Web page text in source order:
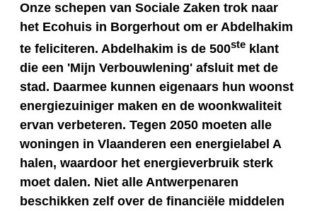
Onze schepen van Sociale Zaken trok naar
het Ecohuis in Borgerhout om er Abdelhakim
te feliciteren. Abdelhakim is de 500ste klant
die een 'Mijn Verbouwlening' afsluit met de
stad. Daarmee kunnen eigenaars hun woonst
energiezuiniger maken en de woonkwaliteit
ervan verbeteren. Tegen 2050 moeten alle
woningen in Vlaanderen een energielabel A
halen, waardoor het energieverbruik sterk
moet dalen. Niet alle Antwerpenaren
beschikken zelf over de financiële middelen